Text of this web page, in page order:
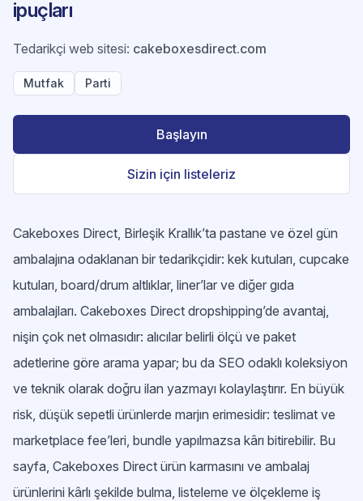
ipuçları
Tedarikçi web sitesi: cakeboxesdirect.com
Mutfak Parti
Başlayın
Sizin için listeleriz
Cakeboxes Direct, Birleşik Krallık’ta pastane ve özel gün
ambalajına odaklanan bir tedarikçidir: kek kutuları, cupcake
kutuları, board/drum altlıklar, liner’lar ve diğer gıda
ambalajları. Cakeboxes Direct dropshipping’de avantaj,
nişin çok net olmasıdır: alıcılar belirli ölçü ve paket
adetlerine göre arama yapar; bu da SEO odaklı koleksiyon
ve teknik olarak doğru ilan yazmayı kolaylaştırır. En büyük
risk, düşük sepetli ürünlerde marjın erimesidir: teslimat ve
marketplace fee’leri, bundle yapılmazsa kârı bitirebilir. Bu
sayfa, Cakeboxes Direct ürün karmasını ve ambalaj
ürünlerini kârlı şekilde bulma, listeleme ve ölçekleme iş